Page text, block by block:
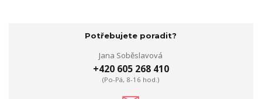
Potřebujete poradit?
Jana Soběslavová
+420 605 268 410
(Po-Pá, 8-16 hod.)